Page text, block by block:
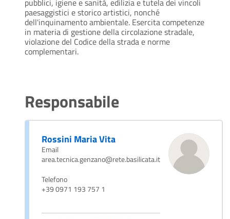
paesaggistici e storico artistici, nonché
dell'inquinamento ambientale. Esercita competenze
in materia di gestione della circolazione stradale,
violazione del Codice della strada e norme
complementari.
Responsabile
Rossini Maria Vita
Email
area.tecnica.genzano@rete.basilicata.it
Telefono
+39 0971 193 757 1